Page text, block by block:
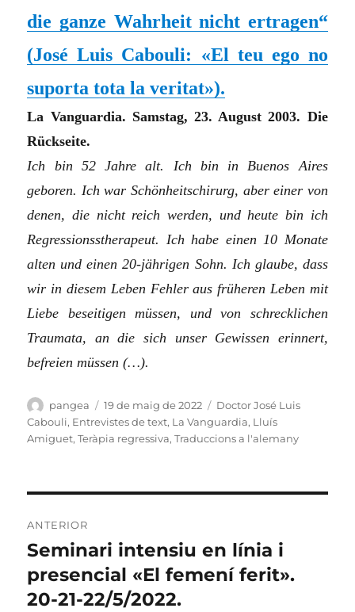
die ganze Wahrheit nicht ertragen“
(José Luis Cabouli: «El teu ego no
suporta tota la veritat»).
La Vanguardia. Samstag, 23. August 2003. Die
Rückseite.
Ich bin 52 Jahre alt. Ich bin in Buenos Aires
geboren. Ich war Schönheitschirurg, aber einer von
denen, die nicht reich werden, und heute bin ich
Regressionsstherapeut. Ich habe einen 10 Monate
alten und einen 20-jährigen Sohn. Ich glaube, dass
wir in diesem Leben Fehler aus früheren Leben mit
Liebe beseitigen müssen, und von schrecklichen
Traumata, an die sich unser Gewissen erinnert,
befreien müssen (…).
Autor
pangea
Publicat
el
19 de maig de 2022 Categories
Doctor José Luis
Cabouli, Entrevistes de text, La Vanguardia, Lluís
Amiguet,Teràpia regressiva,Traduccions a l'alemany
d'entrades
ANTERIOR
Entrada
anterior:
Seminari intensiu en línia i
presencial «El femení ferit».
20-21-22/5/2022.